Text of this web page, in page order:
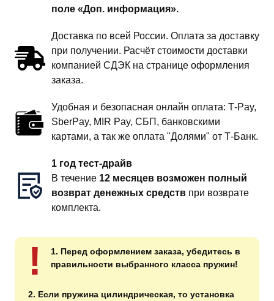
поле «Доп. информация».
Доставка по всей России. Оплата за доставку
при получении. Расчёт стоимости доставки
компанией СДЭК на странице оформления
заказа.
Удобная и безопасная онлайн оплата: T‑Pay,
SberPay, MIR Pay, СБП, банковскими
картами, а так же оплата "Долями" от Т-Банк.
1 год тест-драйв
В течение 12 месяцев возможен полный
возврат денежных средств при возврате
комплекта.
!
1. Перед оформлением заказа, убедитесь в
правильности выбранного класса пружин!
2. Если пружина цилиндрическая, то установка